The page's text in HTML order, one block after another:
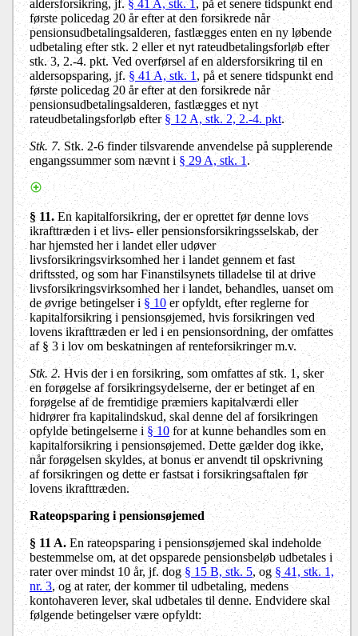
aldersforsikring, jf.§ 41 A, stk. 1, på et senere tidspunkt end
første policedag 20 år efter at den forsikrede når
pensionsudbetalingsalderen, fastlægges enten en ny løbende
udbetaling efter stk. 2 eller et nyt rateudbetalingsforløb efter
stk. 3, 2.-4. pkt. Ved overførsel af en aldersforsikring til en
aldersopsparing, jf.§ 41 A, stk. 1, på et senere tidspunkt end
første policedag 20 år efter at den forsikrede når
pensionsudbetalingsalderen, fastlægges et nyt
rateudbetalingsforløb efter§ 12 A, stk. 2, 2.-4. pkt.
Stk. 7.Stk. 2-6 finder tilsvarende anvendelse på supplerende
engangssummer som nævnt i § 29 A, stk. 1.
§ 11.En kapitalforsikring, der er oprettet før denne lovs
ikrafttræden i et livs- eller pensionsforsikringsselskab, der
har hjemsted her i landet eller udøver
livsforsikringsvirksomhed her i landet gennem et fast
driftssted, og som har Finanstilsynets tilladelse til at drive
livsforsikringsvirksomhed her i landet, behandles, uanset om
de øvrige betingelser i § 10 er opfyldt, efter reglerne for
kapitalforsikring i pensionsøjemed, hvis forsikringen ved
lovens ikrafttræden er led i en pensionsordning, der omfattes
af § 3 i lov om beskatningen af renteforsikringer m.v.
Stk. 2.Hvis der i en forsikring, som omfattes af stk. 1, sker
en forøgelse af forsikringsydelserne, der er betinget af en
forøgelse af de fremtidige præmiers kapitalværdi eller
hidrører fra kapitalindskud, skal denne del af forsikringen
opfylde betingelserne i § 10for at kunne behandles som en
kapitalforsikring i pensionsøjemed. Dette gælder dog ikke,
når forøgelsen skyldes, at bonus er anvendt til opskrivning
af forsikringen og dette er fastsat i forsikringsaftalen før
lovens ikrafttræden.
Rateopsparing i pensionsøjemed
§ 11 A. En rateopsparing i pensionsøjemed skal indeholde
bestemmelse om, at det opsparede pensionsbeløb udbetales i
rater over mindst 10 år, jf. dog§ 15 B, stk. 5, og § 41, stk. 1,
nr. 3, og at rater, der kommer til udbetaling, medens
kontohaveren lever, skal udbetales til denne. Endvidere skal
følgende betingelser være opfyldt: